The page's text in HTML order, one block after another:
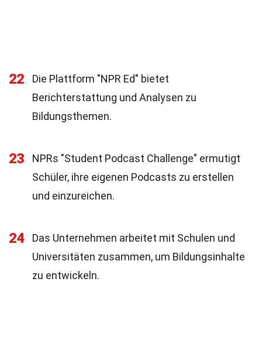
22
Die Plattform "NPR Ed" bietet
Berichterstattung und Analysen zu
Bildungsthemen.
23
NPRs "Student Podcast Challenge" ermutigt
Schüler, ihre eigenen Podcasts zu erstellen
und einzureichen.
24
Das Unternehmen arbeitet mit Schulen und
Universitäten zusammen, um Bildungsinhalte
zu entwickeln.